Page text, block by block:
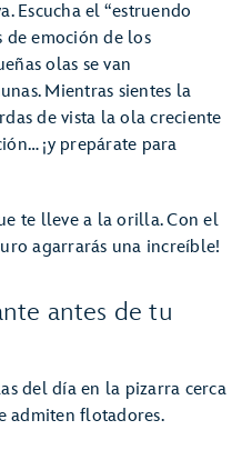
Escucha el “estruendo
de emoción de los
olas se van
Mientras sientes la
de vista la ola creciente
¡y prepárate para
te lleve a la orilla. Con el
agarrarás una increíble!
antes de tu
del día en la pizarra cerca
admiten flotadores.